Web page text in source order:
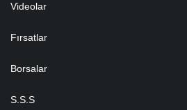
Videolar
Fırsatlar
Borsalar
S.S.S